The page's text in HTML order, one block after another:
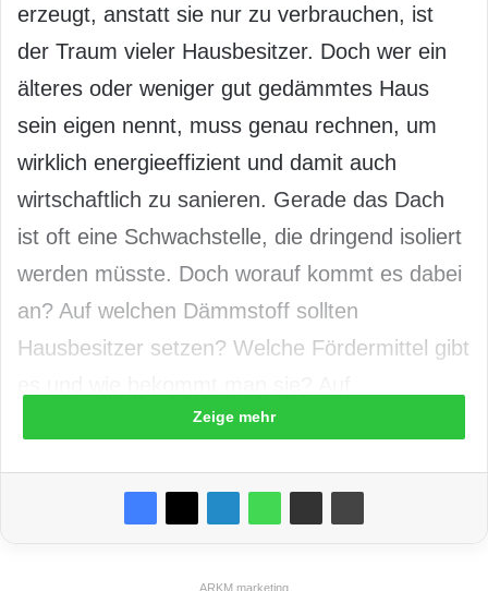
erzeugt, anstatt sie nur zu verbrauchen, ist
der Traum vieler Hausbesitzer. Doch wer ein
älteres oder weniger gut gedämmtes Haus
sein eigen nennt, muss genau rechnen, um
wirklich energieeffizient und damit auch
wirtschaftlich zu sanieren. Gerade das Dach
ist oft eine Schwachstelle, die dringend isoliert
werden müsste. Doch worauf kommt es dabei
an? Auf welchen Dämmstoff sollten
Hausbesitzer setzen? Welche Fördermittel gibt
www.myinfo.de/dachdaemmung gibt die
diese und andere Fragen rund um das
wirkungsvoll gedämmte Dach. Denn nur wer
Zeige mehr
ARKM.marketing